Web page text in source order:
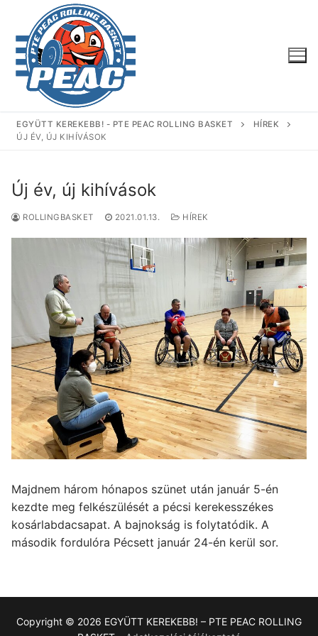
tartalomra
EGYÜTT KEREKEBB! - PTE PEAC ROLLING BASKET
HÍREK
ÚJ ÉV, ÚJ KIHÍVÁSOK
Új év, új kihívások
ROLLINGBASKET 2021.01.13. HÍREK
Majdnem három hónapos szünet után január 5-én
kezdte meg felkészülését a pécsi kerekesszékes
kosárlabdacsapat. A bajnokság is folytatódik. A
második fordulóra Pécsett január 24-én kerül sor.
Copyright © 2026 EGYÜTT KEREKEBB! – PTE PEAC ROLLING